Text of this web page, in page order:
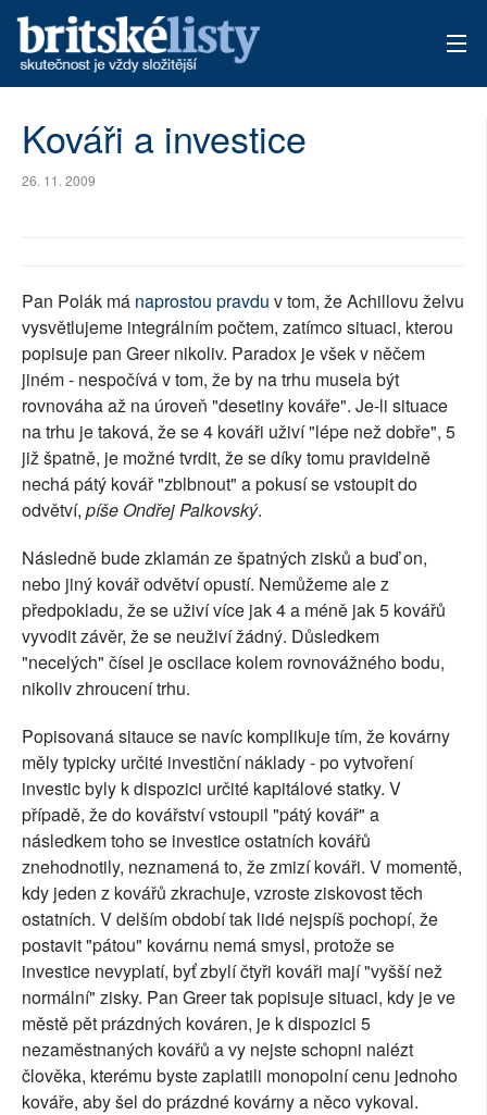
PŘÍSPĚVKY NA PROVOZ
Kováři a investice
26. 11. 2009
Pan Polák má naprostou pravdu v tom, že Achillovu želvu
vysvětlujeme integrálním počtem, zatímco situaci, kterou
popisuje pan Greer nikoliv. Paradox je všek v něčem
jiném - nespočívá v tom, že by na trhu musela být
rovnováha až na úroveň "desetiny kováře". Je-li situace
na trhu je taková, že se 4 kováři uživí "lépe než dobře", 5
již špatně, je možné tvrdit, že se díky tomu pravidelně
nechá pátý kovář "zblbnout" a pokusí se vstoupit do
odvětví, píše Ondřej Palkovský.
Následně bude zklamán ze špatných zisků a buď on,
nebo jiný kovář odvětví opustí. Nemůžeme ale z
předpokladu, že se uživí více jak 4 a méně jak 5 kovářů
vyvodit závěr, že se neuživí žádný. Důsledkem
"necelých" čísel je oscilace kolem rovnovážného bodu,
nikoliv zhroucení trhu.
Popisovaná sitauce se navíc komplikuje tím, že kovárny
měly typicky určité investiční náklady - po vytvoření
investic byly k dispozici určité kapitálové statky. V
případě, že do kovářství vstoupil "pátý kovář" a
následkem toho se investice ostatních kovářů
znehodnotily, neznamená to, že zmizí kováři. V momentě,
kdy jeden z kovářů zkrachuje, vzroste ziskovost těch
ostatních. V delším období tak lidé nejspíš pochopí, že
postavit "pátou" kovárnu nemá smysl, protože se
investice nevyplatí, byť zbylí čtyři kováři mají "vyšší než
normální" zisky. Pan Greer tak popisuje situaci, kdy je ve
městě pět prázdných kováren, je k dispozici 5
nezaměstnaných kovářů a vy nejste schopni nalézt
člověka, kterému byste zaplatili monopolní cenu jednoho
kováře, aby šel do prázdné kovárny a něco vykoval.